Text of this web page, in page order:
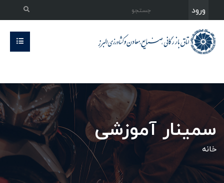
ورود
سمینار آموزشی
خانه